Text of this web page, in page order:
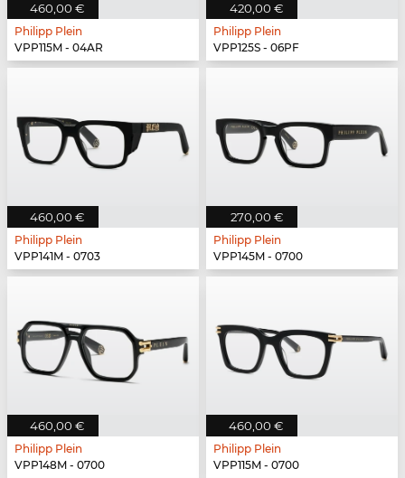
460,00 €
Philipp Plein
VPP115M - 04AR
420,00 €
Philipp Plein
VPP125S - 06PF
460,00 €
Philipp Plein
VPP141M - 0703
270,00 €
Philipp Plein
VPP145M - 0700
460,00 €
Philipp Plein
VPP148M - 0700
460,00 €
Philipp Plein
VPP115M - 0700